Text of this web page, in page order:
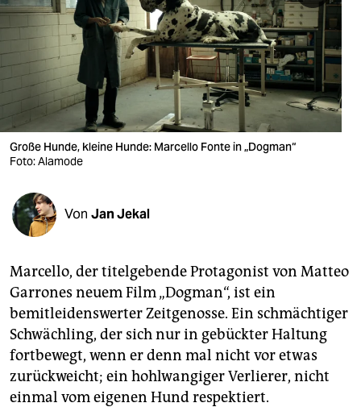
berlin
nord
wahrheit
verlag
verlag
veranstaltungen
shop
unterstützen
abo
genossenschaft
epaper login
Große Hunde, kleine Hunde: Marcello Fonte in „Dogman“
Foto: Alamode
Von Jan Jekal
Marcello, der titelgebende Protagonist von Matteo
­Garrones neuem Film „Dogman“, ist ein
bemitleidenswerter Zeitgenosse. Ein schmächtiger
Schwächling, der sich nur in gebückter Haltung
fortbewegt, wenn er denn mal nicht vor etwas
zurückweicht; ein hohlwangiger Verlierer, nicht
einmal vom eigenen Hund respektiert.